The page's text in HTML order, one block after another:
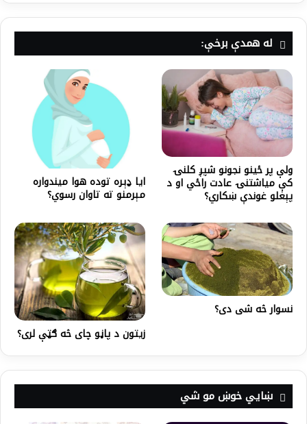
له همدې برخې:
ولې پر ځينو نجونو شپږ کلنۍ
کې میاشتنۍ عادت راځي او د
پېغلو غوندې ښکاري؟
ایا ډېره توده هوا میندواره
مېرمنو ته تاوان رسوي؟
نسوار څه شی دی؟
زیتون د پاڼو چای څه ګټې لری؟
ښايي خوښ مو شي